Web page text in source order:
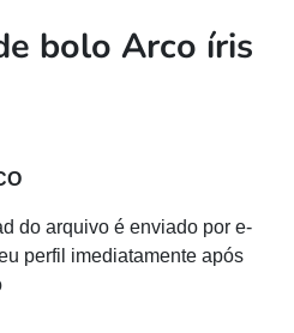
bolo Arco íris
do arquivo é enviado por e-
perfil imediatamente após